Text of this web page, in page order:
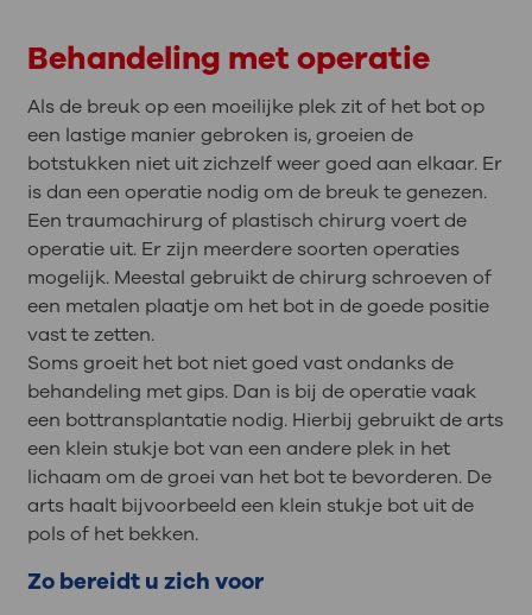
Behandeling met operatie
Als de breuk op een moeilijke plek zit of het bot op
een lastige manier gebroken is, groeien de
botstukken niet uit zichzelf weer goed aan elkaar. Er
is dan een operatie nodig om de breuk te genezen.
Een traumachirurg of plastisch chirurg voert de
operatie uit. Er zijn meerdere soorten operaties
mogelijk. Meestal gebruikt de chirurg schroeven of
een metalen plaatje om het bot in de goede positie
vast te zetten.
Soms groeit het bot niet goed vast ondanks de
behandeling met gips. Dan is bij de operatie vaak
een bottransplantatie nodig. Hierbij gebruikt de arts
een klein stukje bot van een andere plek in het
lichaam om de groei van het bot te bevorderen. De
arts haalt bijvoorbeeld een klein stukje bot uit de
pols of het bekken.
Zo bereidt u zich voor